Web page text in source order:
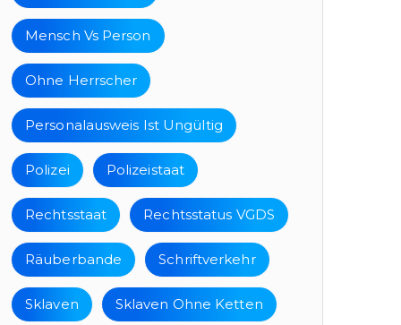
Mensch Vs Person
Ohne Herrscher
Personalausweis Ist Ungültig
Polizei Polizeistaat
Rechtsstaat Rechtsstatus VGDS
Räuberbande Schriftverkehr
Sklaven Sklaven Ohne Ketten